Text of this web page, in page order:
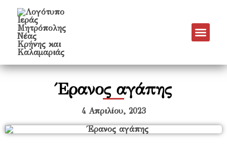
Έρανος αγάπης
4 Απριλίου, 2023